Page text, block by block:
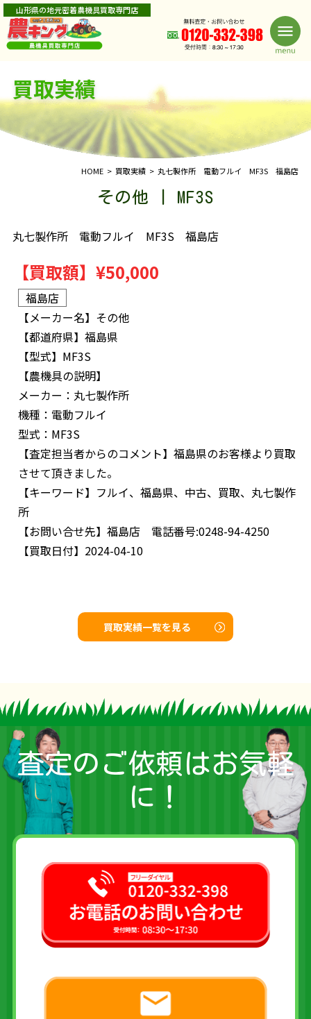
山形県の地元密着農機具買取専門店
買取実績
HOME 買取実績 丸七製作所 電動フルイ MF3S 福島店
その他 | MF3S
丸七製作所 電動フルイ MF3S 福島店
【買取額】 ¥50,000
福島店
【メーカー名】 その他
【都道府県】 福島県
【型式】 MF3S
【農機具の説明】
メーカー：丸七製作所
機種：電動フルイ
型式：MF3S
【査定担当者からのコメント】 福島県のお客様より買取
させて頂きました。
【キーワード】 フルイ、福島県、中古、買取、丸七製作
所
【お問い合せ先】 福島店 電話番号:0248-94-4250
【買取日付】 2024-04-10
買取実績一覧を見る
査定のご依頼はお気軽
に！